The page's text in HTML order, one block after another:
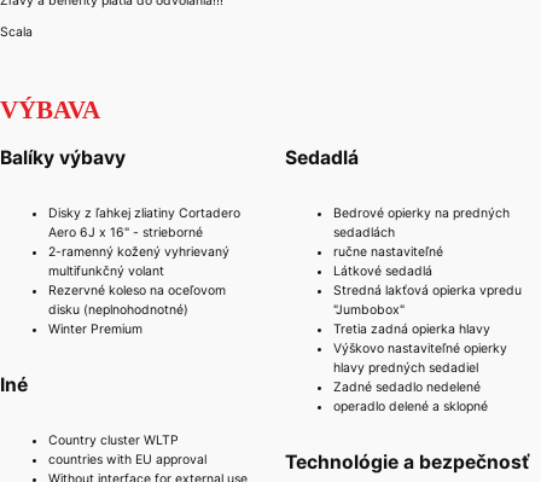
Scala
VÝBAVA
Balíky výbavy
Disky z ľahkej zliatiny Cortadero
Aero 6J x 16" - strieborné
2-ramenný kožený vyhrievaný
multifunkčný volant
Rezervné koleso na oceľovom
disku (neplnohodnotné)
Winter Premium
Iné
Country cluster WLTP
countries with EU approval
Sedadlá
Bedrové opierky na predných
sedadlách
ručne nastaviteľné
Látkové sedadlá
Stredná lakťová opierka vpredu
"Jumbobox"
Tretia zadná opierka hlavy
Výškovo nastaviteľné opierky
hlavy predných sedadiel
Zadné sedadlo nedelené
operadlo delené a sklopné
Technológie a bezpečnosť